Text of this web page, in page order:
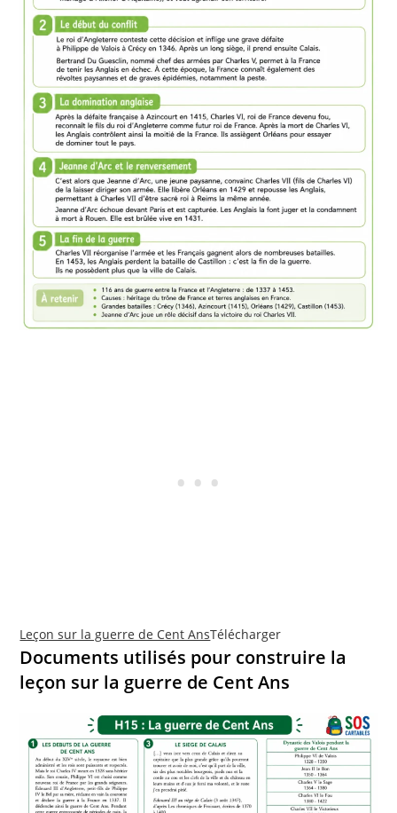
Leçon sur la guerre de Cent AnsTélécharger
Documents utilisés pour construire la
leçon sur la guerre de Cent Ans